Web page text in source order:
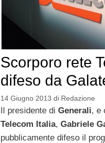
Scorporo rete
difeso da
14 Giugno 2013 di Redazione
Il presidente di Generali, e
Telecom Italia, Gabriele
pubblicamente difeso il